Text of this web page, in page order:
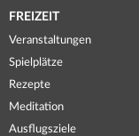
FREIZEIT
Veranstaltungen
Spielplätze
Rezepte
Meditation
Ausflugsziele